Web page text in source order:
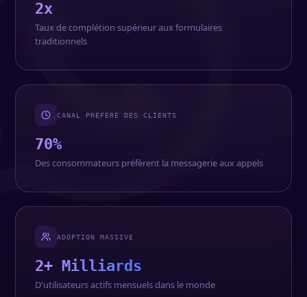
2x
Taux de complétion supérieur aux formulaires
traditionnels
CANAL PRÉFÉRÉ DES CLIENTS
70%
Des consommateurs préfèrent la messagerie aux appels
ADOPTION MASSIVE
2+ Milliards
D'utilisateurs actifs mensuels dans le monde